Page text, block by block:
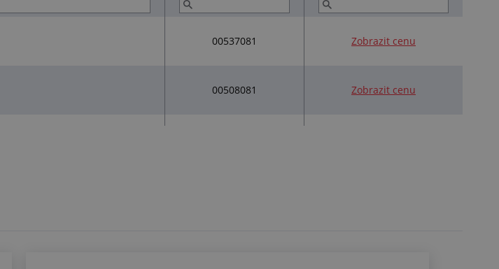
00537081 Zobrazit cenu
00508081 Zobrazit cenu